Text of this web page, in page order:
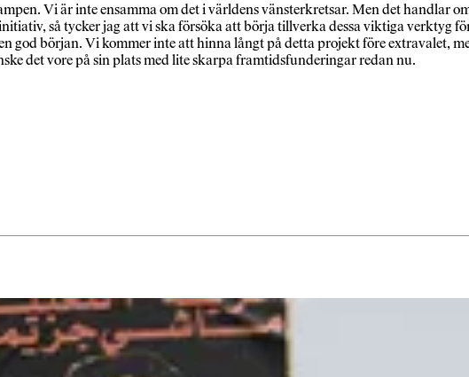
Vi är inte ensamma om det i världens vänsterkretsar. Men det handlar
så tycker jag att vi ska försöka att börja tillverka dessa viktiga verktyg
god början. Vi kommer inte att hinna långt på detta projekt före extravalet,
det vore på sin plats med lite skarpa framtidsfunderingar redan nu.